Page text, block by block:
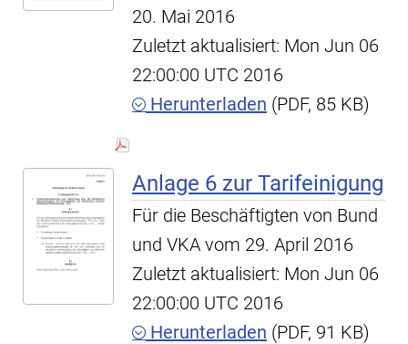
20. Mai 2016
Zuletzt aktualisiert: Mon Jun 06
22:00:00 UTC 2016
Herunterladen (PDF, 85 KB)
Anlage 6 zur Tarifeinigung
Für die Beschäftigten von Bund
und VKA vom 29. April 2016
Zuletzt aktualisiert: Mon Jun 06
22:00:00 UTC 2016
Herunterladen (PDF, 91 KB)